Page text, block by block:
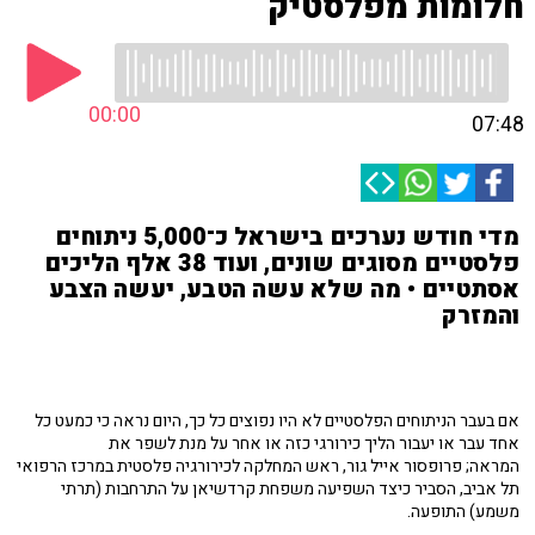
00:00 07:48
מדי חודש נערכים בישראל כ־5,000 ניתוחים
פלסטיים מסוגים שונים, ועוד 38 אלף הליכים
אסתטיים • מה שלא עשה הטבע, יעשה הצבע
והמזרק
אם בעבר הניתוחים הפלסטיים לא היו נפוצים כל כך, היום נראה כי כמעט כל
אחד עבר או יעבור הליך כירורגי כזה או אחר על מנת לשפר את
המראה; פרופסור אייל גור, ראש המחלקה לכירורגיה פלסטית במרכז הרפואי
תל אביב, הסביר כיצד השפיעה משפחת קרדשיאן על התרחבות (תרתי
משמע) התופעה.